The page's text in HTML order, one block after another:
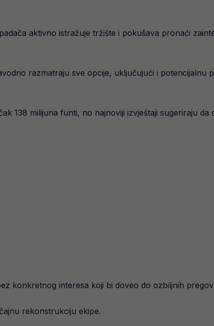
aktivno istražuje tržište i pokušava pronaći
razmatraju sve opcije, uključujući i potencijalnu
138 milijuna funti, no najnoviji izvještaji sugeriraju da
konkretnog interesa koji bi doveo do ozbiljnih
rekonstrukciju ekipe.